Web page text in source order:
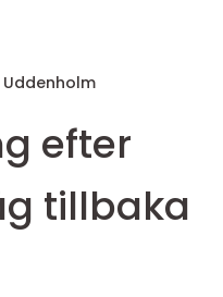
efter
tillbaka